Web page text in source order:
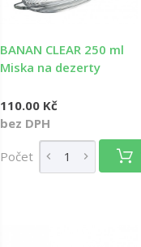
BANAN CLEAR 250 ml
Miska na dezerty
110.00 Kč
bez DPH
Počet